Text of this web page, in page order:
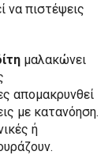
να πιστέψεις
μαλακώνει
απομακρυνθεί
με κατανόηση.
ή